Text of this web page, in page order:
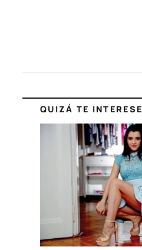
QUIZÁ TE INTERESE